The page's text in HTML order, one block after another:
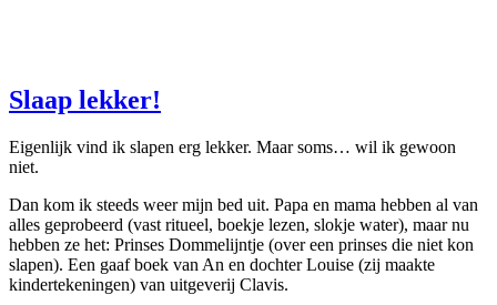
Slaap lekker!
Eigenlijk vind ik slapen erg lekker. Maar soms… wil ik gewoon
niet.
Dan kom ik steeds weer mijn bed uit. Papa en mama hebben al van
alles geprobeerd (vast ritueel, boekje lezen, slokje water), maar nu
hebben ze het: Prinses Dommelijntje (over een prinses die niet kon
slapen). Een gaaf boek van An en dochter Louise (zij maakte
kindertekeningen) van uitgeverij Clavis.